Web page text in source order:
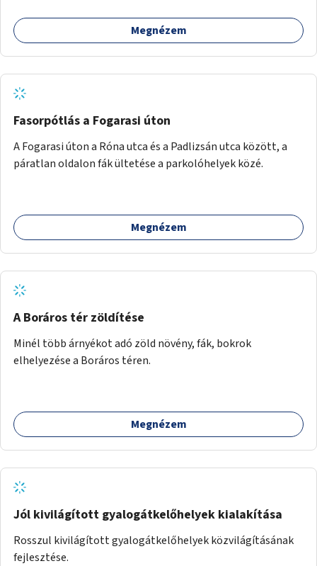
civil/szakmai szervezeti háttérrel. A program a közvetlen
segítségen, biztonságnyújtáson kívül gazdálkodásba is
szemléletformálást is céljának tekinti.
Megnézem
Fasorpótlás a Fogarasi úton
A Fogarasi úton a Róna utca és a Padlizsán utca között, a
páratlan oldalon fák ültetése a parkolóhelyek közé.
Megnézem
A Boráros tér zöldítése
Minél több árnyékot adó zöld növény, fák, bokrok
elhelyezése a Boráros téren.
Megnézem
Jól kivilágított gyalogátkelőhelyek kialakítása
Rosszul kivilágított gyalogátkelőhelyek közvilágításának
fejlesztése.